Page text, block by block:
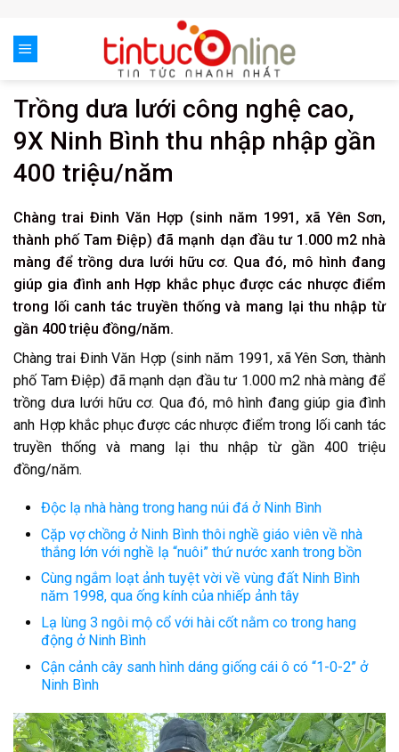
content
Trồng dưa lưới công nghệ cao,
9X Ninh Bình thu nhập nhập gần
400 triệu/năm
Chàng trai Đinh Văn Hợp (sinh năm 1991, xã Yên Sơn,
thành phố Tam Điệp) đã mạnh dạn đầu tư 1.000 m2 nhà
màng để trồng dưa lưới hữu cơ. Qua đó, mô hình đang
giúp gia đình anh Hợp khắc phục được các nhược điểm
trong lối canh tác truyền thống và mang lại thu nhập từ
gần 400 triệu đồng/năm.
Chàng trai Đinh Văn Hợp (sinh năm 1991, xã Yên Sơn, thành
phố Tam Điệp) đã mạnh dạn đầu tư 1.000 m2 nhà màng để
trồng dưa lưới hữu cơ. Qua đó, mô hình đang giúp gia đình
anh Hợp khắc phục được các nhược điểm trong lối canh tác
truyền thống và mang lại thu nhập từ gần 400 triệu
đồng/năm.
Độc lạ nhà hàng trong hang núi đá ở Ninh Bình
Cặp vợ chồng ở Ninh Bình thôi nghề giáo viên về nhà
thắng lớn với nghề lạ “nuôi” thứ nước xanh trong bồn
Cùng ngắm loạt ảnh tuyệt vời về vùng đất Ninh Bình
năm 1998, qua ống kính của nhiếp ảnh tây
Lạ lùng 3 ngôi mộ cổ với hài cốt nằm co trong hang
động ở Ninh Bình
Cận cảnh cây sanh hình dáng giống cái ô có “1-0-2” ở
Ninh Bình